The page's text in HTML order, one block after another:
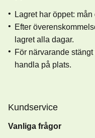
Lagret har öppet:
Efter
lagret alla dagar.
För närvarande
handla på plats.
Kundservice
Vanliga frågor